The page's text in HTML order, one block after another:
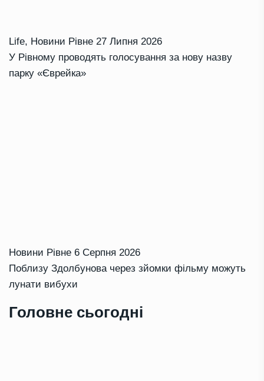
Life, Новини Рівне 27 Липня 2026
У Рівному проводять голосування за нову назву
парку «Єврейка»
Новини Рівне 6 Серпня 2026
Поблизу Здолбунова через зйомки фільму можуть
лунати вибухи
Головне сьогодні